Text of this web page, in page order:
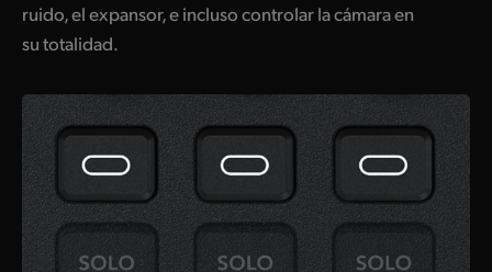
ruido, el expansor, e incluso controlar la cámara en
su totalidad.